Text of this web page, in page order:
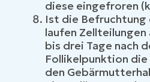
diese eingefroren
Ist die
laufen Zellteilungen
bis drei Tage nach
Follikelpunktion die
den